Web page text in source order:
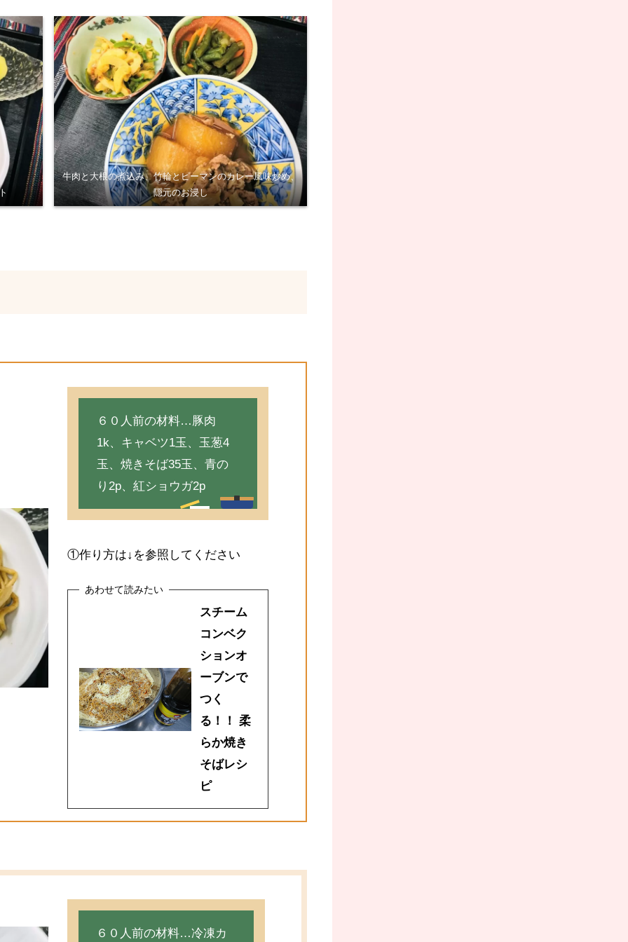
牛肉と大根の煮込み、竹輪とピーマンのカレー風味炒め、
隠元のお浸し
６０人前の材料…豚肉
1k、キャベツ1玉、玉葱4
玉、焼きそば35玉、青の
り2p、紅ショウガ2p
①作り方は↓を参照してください
スチーム
コンベク
ションオ
ーブンで
つく
る！！ 柔
らか焼き
そばレシ
ピ
６０人前の材料…冷凍カ